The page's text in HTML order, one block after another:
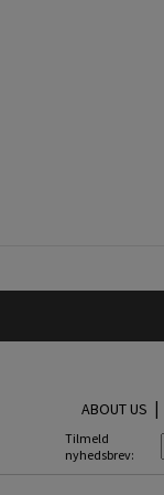
ABOUT US |
Tilmeld
nyhedsbrev: